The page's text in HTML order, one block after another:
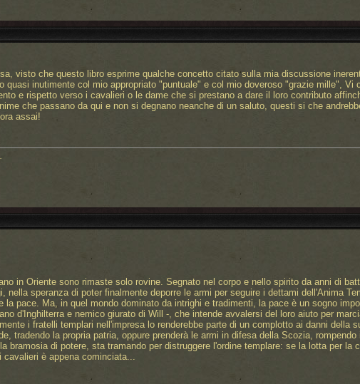
visto che questo libro esprime qualche concetto citato sulla mia discussione
quasi inutimente col mio appropriato "puntuale" e col mio doveroso "grazie mille", Vi
e rispetto verso i cavalieri o le dame che si prestano a dare il loro contributo
che passano da qui e non si degnano neanche di un saluto, questi si che
assai!
in Oriente sono rimaste solo rovine. Segnato nel corpo e nello spirito da anni di
nella speranza di poter finalmente deporre le armi per seguire i dettami dell'Anima
la pace. Ma, in quel mondo dominato da intrighi e tradimenti, la pace è un sogno
d'Inghilterra e nemico giurato di Will -, che intende avvalersi del loro aiuto per
i fratelli templari nell'impresa lo renderebbe parte di un complotto ai danni della
tradendo la propria patria, oppure prenderà le armi in difesa della Scozia, rompendo
bramosia di potere, sta tramando per distruggere l'ordine templare: se la lotta per la
è appena cominciata...